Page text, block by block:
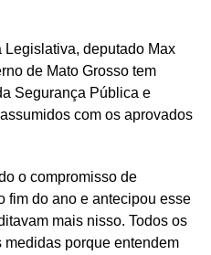
deputado Max
de Mato Grosso tem
Segurança Pública e
com os aprovados
o compromisso de
fim do ano e antecipou esse
mais nisso. Todos os
porque entendem